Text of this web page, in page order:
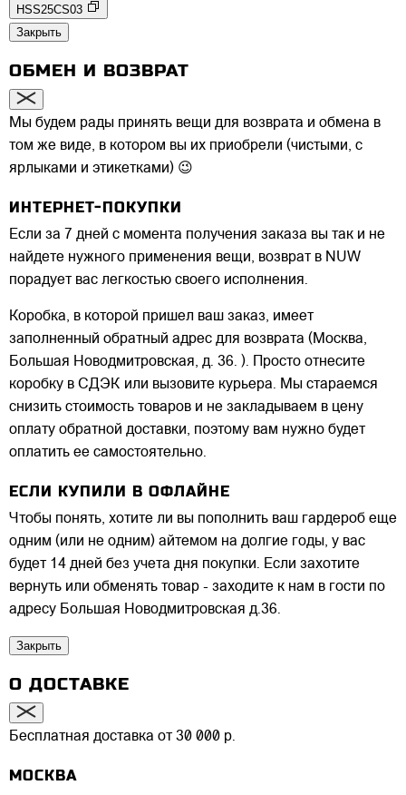
HSS25CS03
Закрыть
ОБМЕН И ВОЗВРАТ
Мы будем рады принять вещи для возврата и обмена в
том же виде, в котором вы их приобрели (чистыми, с
ярлыками и этикетками) 😉
ИНТЕРНЕТ-ПОКУПКИ
Если за 7 дней с момента получения заказа вы так и не
найдете нужного применения вещи, возврат в NUW
порадует вас легкостью своего исполнения.
Коробка, в которой пришел ваш заказ, имеет
заполненный обратный адрес для возврата (Москва,
Большая Новодмитровская, д. 36. ). Просто отнесите
коробку в СДЭК или вызовите курьера. Мы стараемся
снизить стоимость товаров и не закладываем в цену
оплату обратной доставки, поэтому вам нужно будет
оплатить ее самостоятельно.
ЕСЛИ КУПИЛИ В ОФЛАЙНЕ
Чтобы понять, хотите ли вы пополнить ваш гардероб еще
одним (или не одним) айтемом на долгие годы, у вас
будет 14 дней без учета дня покупки. Если захотите
вернуть или обменять товар - заходите к нам в гости по
адресу Большая Новодмитровская д.36.
Закрыть
О ДОСТАВКЕ
Бесплатная доставка от 30 000 р.
МОСКВА